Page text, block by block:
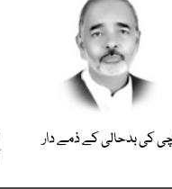
کی بدحالی کے ذمے دار